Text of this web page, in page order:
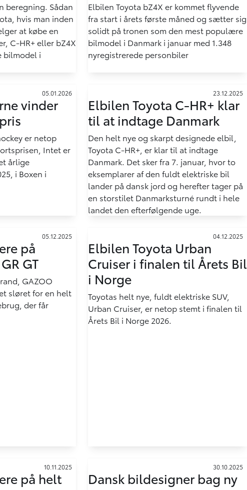
beregning. Sådan
hvis man inden
at købe en
C-HR+ eller bZ4X
bilmodel i
Elbilen Toyota bZ4X er kommet flyvende
fra start i årets første måned og sætter sig
solidt på tronen som den mest populære
bilmodel i Danmark i januar med 1.348
nyregistrerede personbiler
05.01.2026
vinder
er netop
Intet er
årlige
i Boxen i
23.12.2025
Elbilen Toyota C-HR+ klar
til at indtage Danmark
Den helt nye og skarpt designede elbil,
Toyota C-HR+, er klar til at indtage
Danmark. Det sker fra 7. januar, hvor to
eksemplarer af den fuldt elektriske bil
lander på dansk jord og herefter tager på
en storstilet Danmarksturné rundt i hele
landet den efterfølgende uge.
05.12.2025
på
GT
GAZOO
sløret for en helt
der får
04.12.2025
Elbilen Toyota Urban
Cruiser i finalen til Årets Bil
i Norge
Toyotas helt nye, fuldt elektriske SUV,
Urban Cruiser, er netop stemt i finalen til
Årets Bil i Norge 2026.
10.11.2025
på helt
30.10.2025
Dansk bildesigner bag ny